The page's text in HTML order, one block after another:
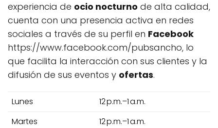
experiencia de ocio nocturno de alta calidad,
cuenta con una presencia activa en redes
sociales a través de su perfil en Facebook
https://www.facebook.com/pubsancho, lo
que facilita la interacción con sus clientes y la
difusión de sus eventos y ofertas.
Lunes
12 p.m.–1 a.m.
Martes
12 p.m.–1 a.m.